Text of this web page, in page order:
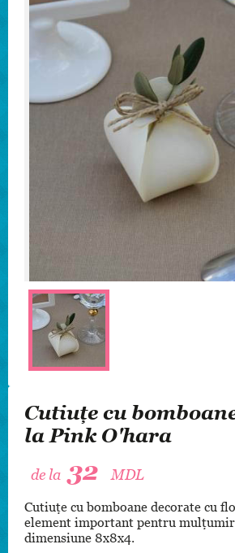
Cutiuțe cu
la Pink O'hara
de la 32 MDL
Cutiuțe cu bomboane decorate cu
element important pentru
dimensiune 8x8x4.